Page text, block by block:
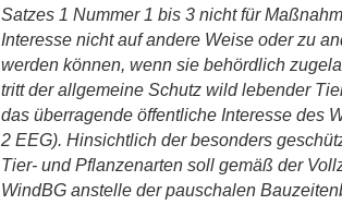
Satzes 1 Nummer 1 bis 3 nicht für
Interesse nicht auf andere Weise oder zu
werden können, wenn sie behördlich
tritt der allgemeine Schutz wild lebender
das überragende öffentliche Interesse des
2 EEG). Hinsichtlich der besonders
Tier- und Pflanzenarten soll gemäß der
WindBG anstelle der pauschalen